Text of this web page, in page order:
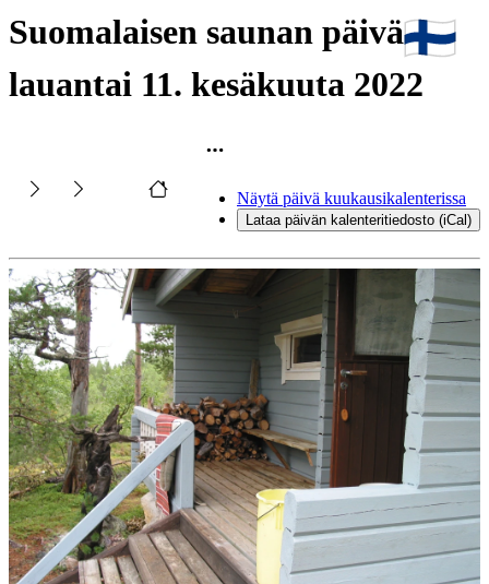
Suomalaisen saunan päivä
lauantai 11. kesäkuuta 2022
Näytä päivä kuukausikalenterissa
Lataa päivän kalenteritiedosto (iCal)